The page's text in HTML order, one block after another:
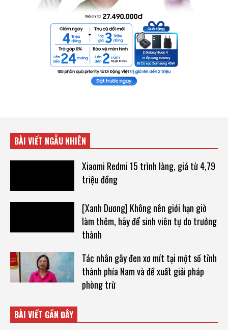
BÀI VIẾT NGẪU NHIÊN
Xiaomi Redmi 15 trình làng, giá từ 4,79
triệu đồng
[Xanh Dương] Không nên giới hạn giờ
làm thêm, hãy để sinh viên tự do trưởng
thành
Tác nhân gây đen xơ mít tại một số tỉnh
thành phía Nam và đề xuất giải pháp
phòng trừ
BÀI VIẾT GẦN ĐÂY